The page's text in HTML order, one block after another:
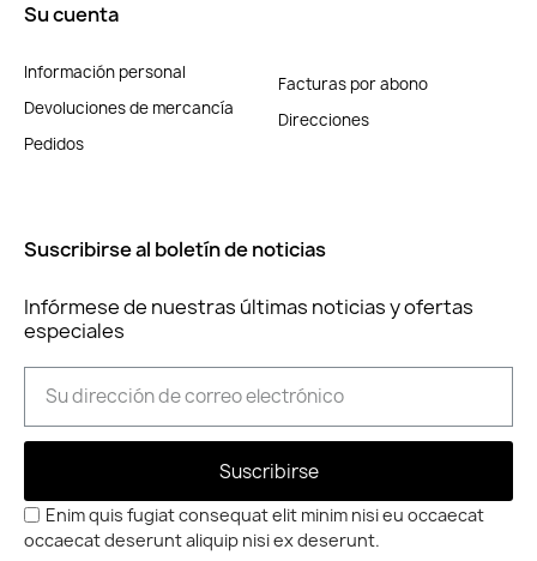
Su cuenta
Información personal
Devoluciones de mercancía
Pedidos
Facturas por abono
Direcciones
Suscribirse al boletín de noticias
Infórmese de nuestras últimas noticias y ofertas
especiales
Suscribirse
Enim quis fugiat consequat elit minim nisi eu occaecat
occaecat deserunt aliquip nisi ex deserunt.